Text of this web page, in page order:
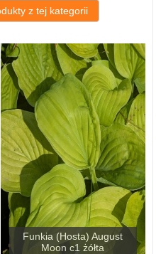
z tej kategorii
Funkia (Hosta) August
Moon c1 żółta